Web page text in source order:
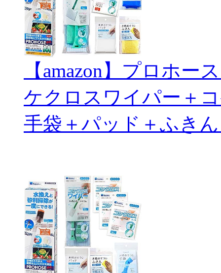
【amazon】プロホ
ケクロスワイパー＋
手袋＋パッド＋ふき